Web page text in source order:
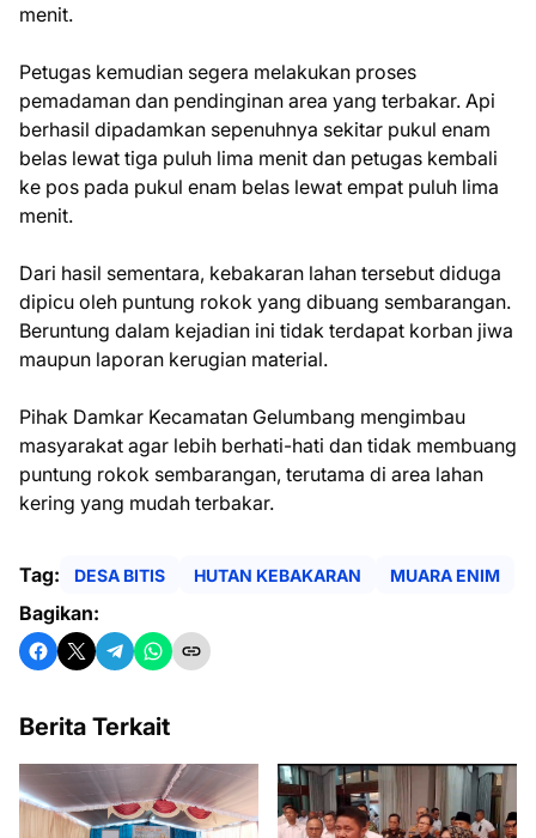
menit.
Petugas kemudian segera melakukan proses
pemadaman dan pendinginan area yang terbakar. Api
berhasil dipadamkan sepenuhnya sekitar pukul enam
belas lewat tiga puluh lima menit dan petugas kembali
ke pos pada pukul enam belas lewat empat puluh lima
menit.
Dari hasil sementara, kebakaran lahan tersebut diduga
dipicu oleh puntung rokok yang dibuang sembarangan.
Beruntung dalam kejadian ini tidak terdapat korban jiwa
maupun laporan kerugian material.
Pihak Damkar Kecamatan Gelumbang mengimbau
masyarakat agar lebih berhati-hati dan tidak membuang
puntung rokok sembarangan, terutama di area lahan
kering yang mudah terbakar.
Tag: DESA BITIS HUTAN KEBAKARAN MUARA ENIM
Bagikan:
Berita Terkait